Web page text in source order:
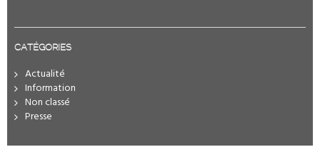
CATÉGORIES
Actualité
Information
Non classé
Presse